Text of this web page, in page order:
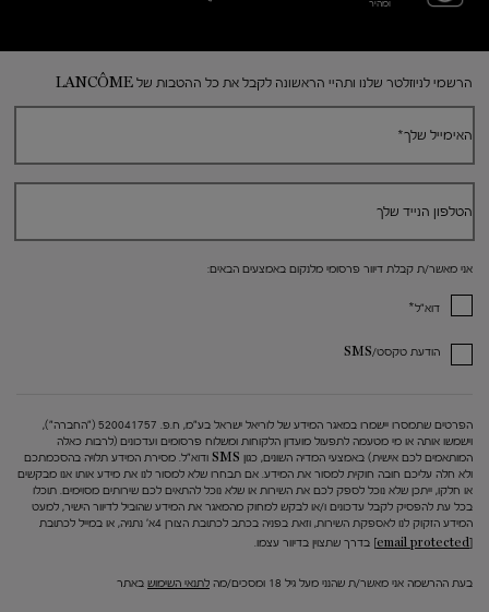
ומהיר
הרשמי לניוזלטר שלנו ותהיי הראשונה לקבל את כל ההטבות של LANCÔME
האימייל שלך*
הטלפון הנייד שלך
אני מאשר/ת קבלת דיוור פרסומי מלנקום באמצעים הבאים:
דוא"ל*
הודעת טקסט/SMS
הפרטים שתמסרו יישמרו במאגר המידע של לוריאל ישראל בע"מ, ח.פ. 520041757 ("החברה"),
וישמשו אותה או מי מטעמה לתפעול מועדון הלקוחות ומשלוח פרסומים ועדכונים (לרבות כאלה
המותאמים לכם אישית) באמצעי המדיה השונים, כגון SMS ודוא"ל. מסירת המידע תלויה בהסכמתכם
ולא חלה עליכם חובה חוקית למסור את המידע. אם תבחרו שלא למסור לנו את מידע אותו אנו מבקשים
או חלקו, ייתכן שלא נוכל לספק לכם את השירות או שלא נוכל להתאים לכם שירותים מסוימים. תוכלו
בכל עת להפסיק לקבל עדכונים ו/או לבקש למחוק מהמאגר את המידע שהוביל לדיוור הישיר, למעט
המידע הזקוק לנו לאספקת השירות, וזאת בפניה בכתב לכתובת הצורן 4א' נתניה, או במייל לכתובת
[email protected]
בדרך שתצוין בדיוור עצמו.
בעת ההרשמה אני מאשר/ת שהנני מעל גיל 18 ומסכים/מה לתנאי השימוש באתר